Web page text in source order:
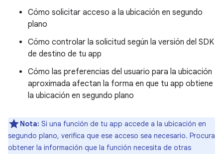
Cómo solicitar acceso a la ubicación en segundo
plano
Cómo controlar la solicitud según la versión del SDK
de destino de tu app
Cómo las preferencias del usuario para la ubicación
aproximada afectan la forma en que tu app obtiene
la ubicación en segundo plano
Nota: Si una función de tu app accede a la ubicación en
segundo plano, verifica que ese acceso sea necesario. Procura
obtener la información que la función necesita de otras